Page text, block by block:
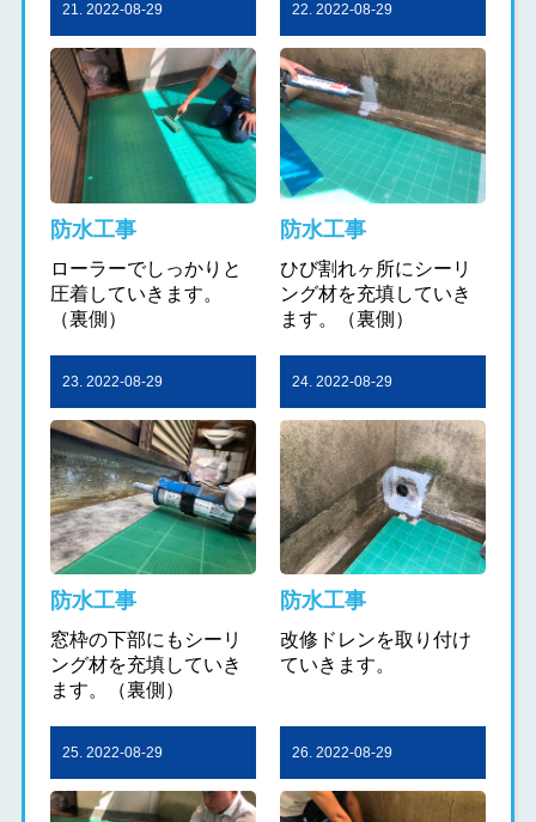
21. 2022-08-29
防水工事
ローラーでしっかりと
圧着していきます。
（裏側）
22. 2022-08-29
防水工事
ひび割れヶ所にシーリ
ング材を充填していき
ます。（裏側）
23. 2022-08-29
防水工事
窓枠の下部にもシーリ
ング材を充填していき
ます。（裏側）
24. 2022-08-29
防水工事
改修ドレンを取り付け
ていきます。
25. 2022-08-29 26. 2022-08-29